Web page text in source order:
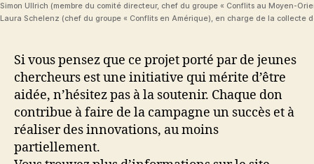
Simon Ullrich (membre du comité directeur, chef du groupe « Conflits au Moyen-
Laura Schelenz (chef du groupe « Conflits en Amérique), en charge de la collecte
Si vous pensez que ce projet porté par de jeunes
chercheurs est une initiative qui mérite d’être
aidée, n’hésitez pas à la soutenir. Chaque don
contribue à faire de la campagne un succès et à
réaliser des innovations, au moins
partiellement.